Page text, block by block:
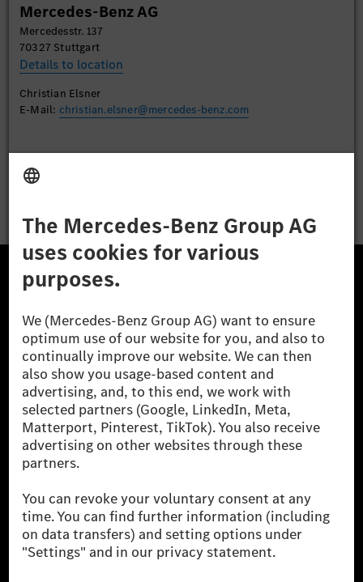
Mercedes-Benz AG
Mercedesstr. 137
70327 Stuttgart
Details to location
Christian Elsner
E-Mail: christian.elsner@mercedes-benz.com
The Mercedes-Benz Group AG (former Daimler AG) is
one of the world's most successful automotive
companies. With Mercedes-Benz AG, we are one of
the leading global suppliers of premium and luxury
cars and vans. Mercedes-Benz Mobility AG offers
financing, leasing, car subscription and car rental,
fleet management, digital services for charging and
payment, insurance brokerage, as well as innovative
mobility services.
Learn more